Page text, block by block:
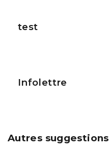
test
Infolettre
Autres suggestions